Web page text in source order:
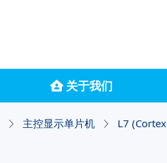
关于我们
主控显示单片机 L7